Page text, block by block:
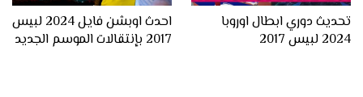
تحديث دوري ابطال اوروبا
2024 لبيس 2017
احدث اوبشن فايل 2024 لبيس
2017 بإنتقالات الموسم الجديد